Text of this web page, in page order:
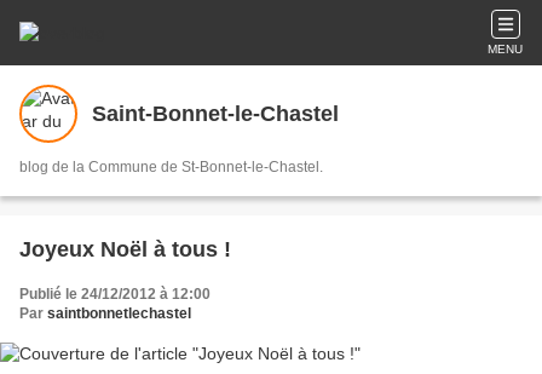
MENU
Saint-Bonnet-le-Chastel
blog de la Commune de St-Bonnet-le-Chastel.
Joyeux Noël à tous !
Publié le 24/12/2012 à 12:00
Par saintbonnetlechastel